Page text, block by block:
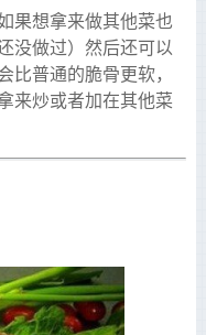
果想拿来做其他菜也
没做过）然后还可以
普通的脆骨更软，
来炒或者加在其他菜